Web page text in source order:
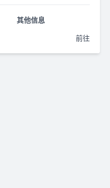
其他信息
前往